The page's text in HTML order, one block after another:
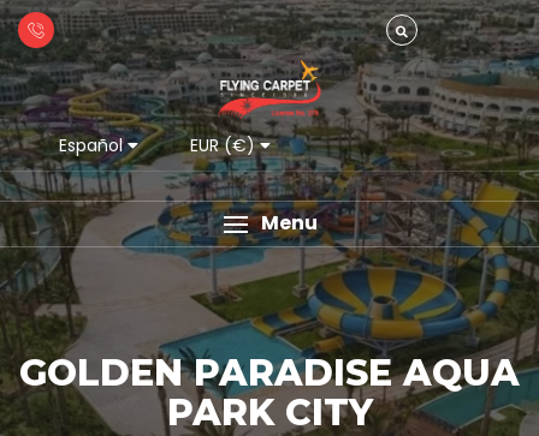
Español EUR (€)
Menu
GOLDEN PARADISE AQUA
PARK CITY